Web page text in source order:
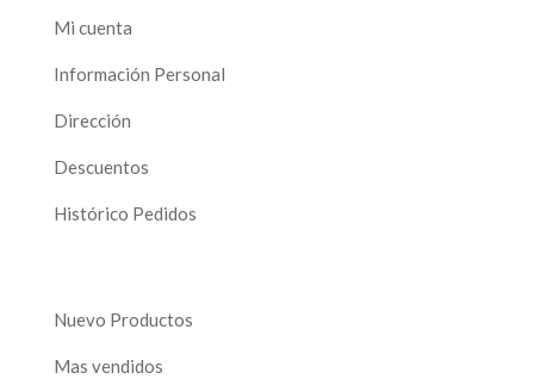
Mi cuenta
Información Personal
Dirección
Descuentos
Histórico Pedidos
Nuevo Productos
Mas vendidos